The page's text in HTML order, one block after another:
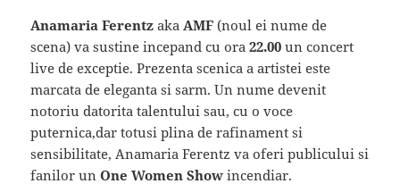
Anamaria FerentzakaAMF (noul ei nume de
scena) va sustine incepand cu ora22.00 un concert
live de exceptie. Prezenta scenica a artistei este
marcata de eleganta si sarm. Un nume devenit
notoriu datorita talentului sau, cu o voce
puternica,dar totusi plina de rafinament si
sensibilitate, Anamaria Ferentz va oferi publicului si
fanilor unOne Women Show incendiar.